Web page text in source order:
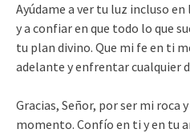
Ayúdame a ver tu luz incluso
y a confiar en que todo lo que
tu plan divino. Que mi fe en ti
adelante y enfrentar cualquier
Gracias, Señor, por ser mi roca
momento. Confío en ti y en tu